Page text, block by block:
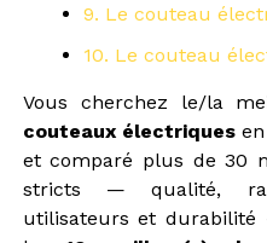
9. Le couteau
10. Le couteau
Vous cherchez le/la
couteaux électriquesen
et comparé plus de 30
stricts — qualité,
utilisateurs et durabilité